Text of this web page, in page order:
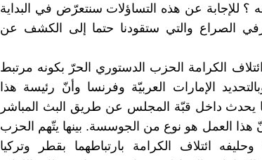
؟ للإجابة عن هذه ‏التساؤلات سنتعرّض في ‏البداية
طرفي الصراع ‏والتي ستقودنا حتما إلى ‏الكشف عن
الكرامة ‏الحزب الدستوري الحرّ ‏بكونه مرتبط
‏الإمارات العربيّة وفرنسا ‏وأنّ رئيسة هذا
يحدث ‏داخل قبّة المجلس عن طريق ‏البث المباشر
‏هذا العمل هو نوع من ‏الجوسسة. بينها يتّهم الحزب
ائتلاف ‏الكرامة بارتباطهما بقطر ‏وتركيا